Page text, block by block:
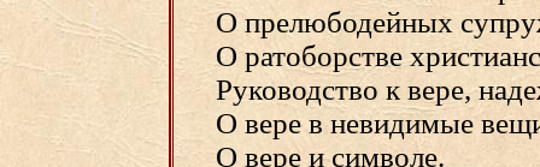
О прелюбодейных
О ратоборстве
Руководство к вере,
О вере в невидимые
О вере и символе.